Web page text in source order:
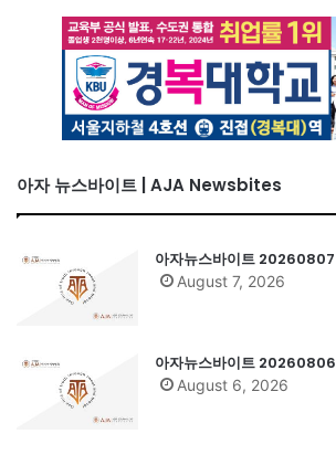
아자 뉴스바이트 | AJA Newsbites
아자뉴스바이트 20260807
August 7, 2026
아자뉴스바이트 20260806
August 6, 2026